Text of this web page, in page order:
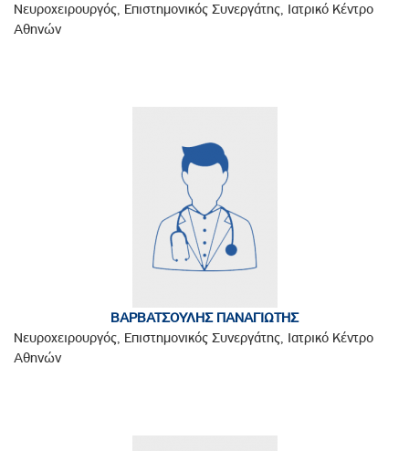
Νευροχειρουργός, Επιστημονικός Συνεργάτης, Ιατρικό Κέντρο
Αθηνών
ΒΑΡΒΑΤΣΟΥΛΗΣ ΠΑΝΑΓΙΩΤΗΣ
Νευροχειρουργός, Επιστημονικός Συνεργάτης, Ιατρικό Κέντρο
Αθηνών